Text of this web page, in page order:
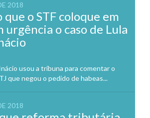
2018
que o STF coloque em
urgência o caso de Lula
usou a tribuna para comentar o
que negou o pedido de habeas...
2018